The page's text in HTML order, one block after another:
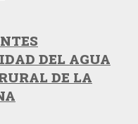
DEL AGUA
DE LA